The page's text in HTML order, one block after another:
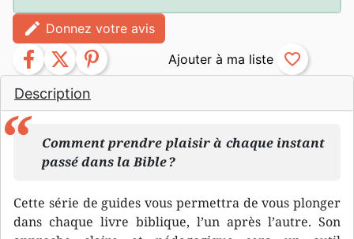
Description
Comment prendre plaisir à chaque instant
passé dans la Bible ?
Cette série de guides vous permettra de vous plonger
dans chaque livre biblique, l’un après l’autre. Son
edit Donnez votre avis
facebook twitter pinterest favorite_border